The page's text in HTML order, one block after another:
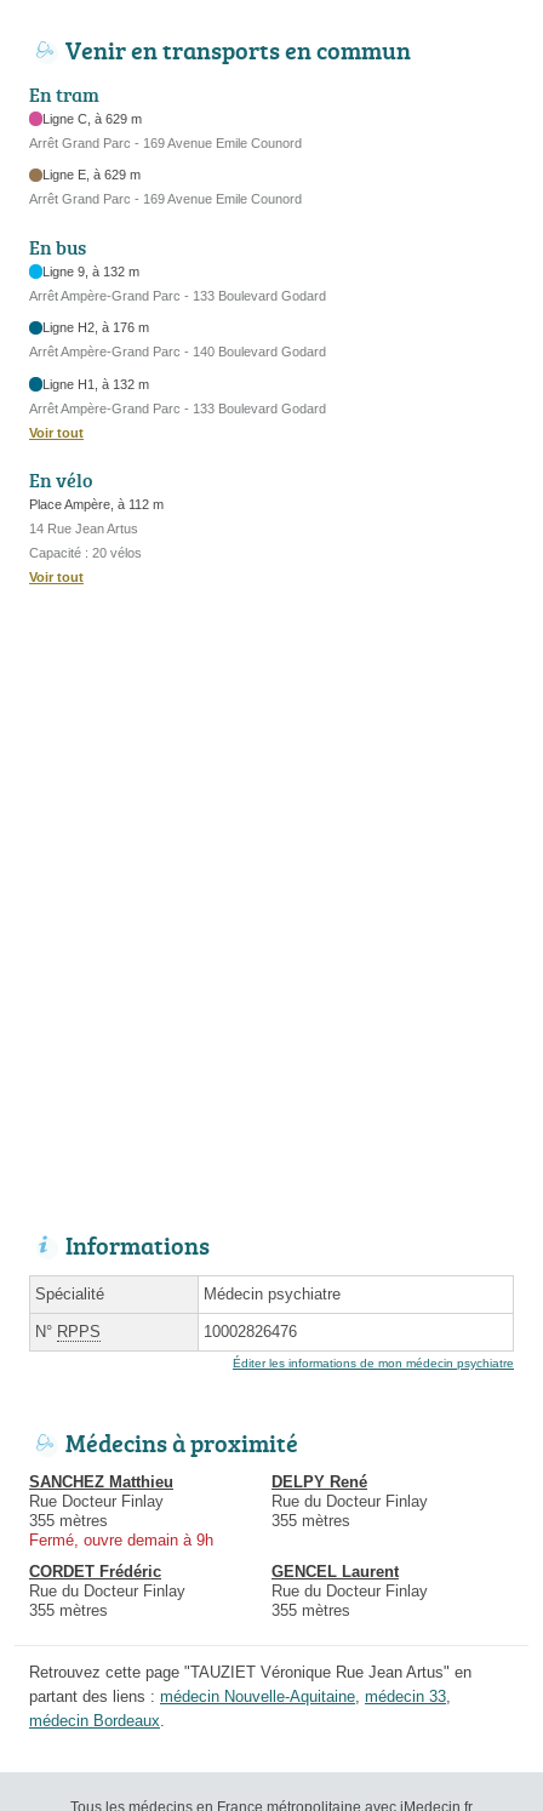
Venir en transports en commun
En tram
Ligne C, à 629 m
Arrêt Grand Parc - 169 Avenue Emile Counord
Ligne E, à 629 m
Arrêt Grand Parc - 169 Avenue Emile Counord
En bus
Ligne 9, à 132 m
Arrêt Ampère-Grand Parc - 133 Boulevard Godard
Ligne H2, à 176 m
Arrêt Ampère-Grand Parc - 140 Boulevard Godard
Ligne H1, à 132 m
Arrêt Ampère-Grand Parc - 133 Boulevard Godard
Voir tout
En vélo
Place Ampère, à 112 m
14 Rue Jean Artus
Capacité : 20 vélos
Voir tout
Informations
Spécialité Médecin psychiatre
N° RPPS 10002826476
Éditer les informations de mon médecin psychiatre
Médecins à proximité
SANCHEZ Matthieu
Rue Docteur Finlay
355 mètres
Fermé, ouvre demain à 9h
DELPY René
Rue du Docteur Finlay
355 mètres
CORDET Frédéric
Rue du Docteur Finlay
355 mètres
GENCEL Laurent
Rue du Docteur Finlay
355 mètres
Retrouvez cette page "TAUZIET Véronique Rue Jean Artus" en
partant des liens : médecin Nouvelle-Aquitaine, médecin 33,
médecin Bordeaux.